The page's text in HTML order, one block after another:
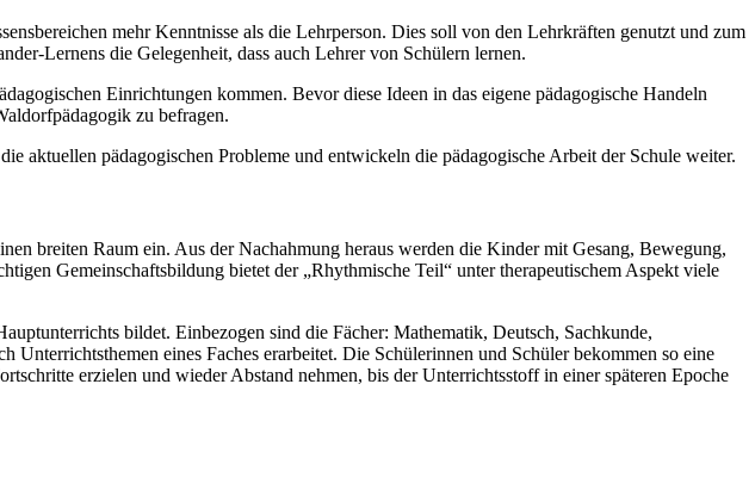
mehr Kenntnisse als die Lehrperson. Dies soll von den Lehrkräften genutzt und zum
Lernens die Gelegenheit, dass auch Lehrer von Schülern lernen.
Einrichtungen kommen. Bevor diese Ideen in das eigene pädagogische Handeln
zu befragen.
aktuellen pädagogischen Probleme und entwickeln die pädagogische Arbeit der Schule weiter.
breiten Raum ein. Aus der Nachahmung heraus werden die Kinder mit Gesang, Bewegung,
Gemeinschaftsbildung bietet der „Rhythmische Teil“ unter therapeutischem Aspekt viele
bildet. Einbezogen sind die Fächer: Mathematik, Deutsch, Sachkunde,
eines Faches erarbeitet. Die Schülerinnen und Schüler bekommen so eine
erzielen und wieder Abstand nehmen, bis der Unterrichtsstoff in einer späteren Epoche